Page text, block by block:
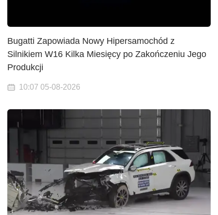
Bugatti Zapowiada Nowy Hipersamochód z
Silnikiem W16 Kilka Miesięcy po Zakończeniu Jego
Produkcji
10:07 05-08-2026